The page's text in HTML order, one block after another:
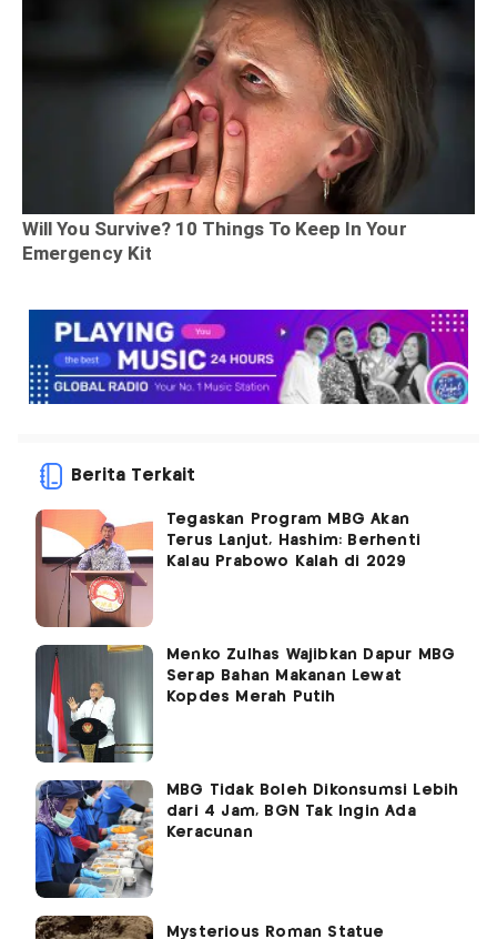
Berita Terkait
Tegaskan Program MBG Akan
Terus Lanjut, Hashim: Berhenti
Kalau Prabowo Kalah di 2029
Menko Zulhas Wajibkan Dapur MBG
Serap Bahan Makanan Lewat
Kopdes Merah Putih
MBG Tidak Boleh Dikonsumsi Lebih
dari 4 Jam, BGN Tak Ingin Ada
Keracunan